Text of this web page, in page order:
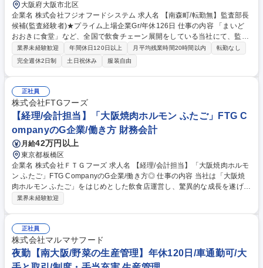
大阪府大阪市北区
企業名 株式会社フジオフードシステム 求人名 【南森町/転勤無】監査部長
候補(監査経験者)★プライム上場企業Gr/年休126日 仕事の内容 「まいど
おおきに食堂」など、全国で飲食チェーン展開をしている当社にて、監査
部長候補として下記の業務をお任せいたします。 【業務概要】◆部下のマ
ネジメント/ 内部監査/ リスク評価/ コンプライアンス監視 / 社員教育/ 改善
提案・フォローアップ/ 監査報告書のチェック 【評価制度】頑張りや成果
を正しく評価してくれる会社です。入社後数年で部長職を担っている社員
や、一年前の入社時と比較して、年収が10％以上増えているメンバーもい
ます。年に1度の昇給もございます。 募集職種 【南森町/転勤無】監査部
長候補(監査経験者)★プライム上場企業Gr/年休126日
業界未経験歓迎 年間休日120日以上 月平均残業時間20時間以内
転勤なし
完全週休2日制
土日祝休み 服装自由
正社員
株式会社FTGフーズ
【経理/会計担当】「大阪焼肉ホルモン ふたご」FTG C
ompanyのG企業/働き方 財務会計
月給42万円以上
東京都板橋区
企業名 株式会社ＦＴＧフーズ 求人名 【経理/会計担当】「大阪焼肉ホルモ
ン ふたご」FTG CompanyのG企業/働き方◎ 仕事の内容 当社は「大阪焼
肉ホルモン ふたご」をはじめとした飲食店運営し、驚異的な成長を遂げて
いるFTG Companyのグループ企業です。2014年にFTG Companyの物流
理・会計業務をお任せします。 【具体的には】ひととおりの経理業務に携
わっていただきますが、主に、月次決算のチェック、固定資産・資金管
理、税理士対応など管理監督者業務をお願いしたいと思っています。ご経
験にあわせて業務を調整いたしますのでご安心ください！ 募集職種 【経
業界未経験歓迎
正社員
株式会社マルマサフード
夜勤【南大阪/野菜の生産管理】年休120日/車通勤可/大